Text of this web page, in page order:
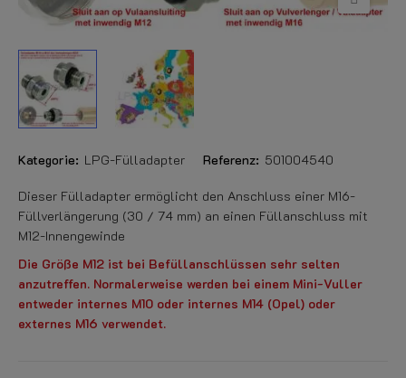
Kategorie: LPG-Fülladapter Referenz: 501004540
Dieser Fülladapter ermöglicht den Anschluss einer M16-
Füllverlängerung (30 / 74 mm) an einen Füllanschluss mit
M12-Innengewinde
Die Größe M12 ist bei Befüllanschlüssen sehr selten
anzutreffen. Normalerweise werden bei einem Mini-Vuller
entweder internes M10 oder internes M14 (Opel) oder
externes M16 verwendet.